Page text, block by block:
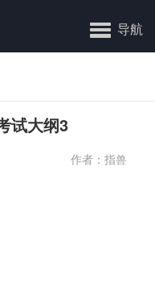
导航
试大纲3
作者：指兽